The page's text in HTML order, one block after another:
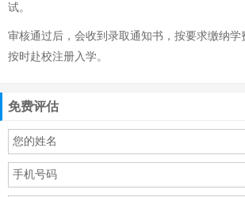
试。
审核通过后，会收到录取通知书，按要求缴纳
按时赴校注册入学。
免费评估